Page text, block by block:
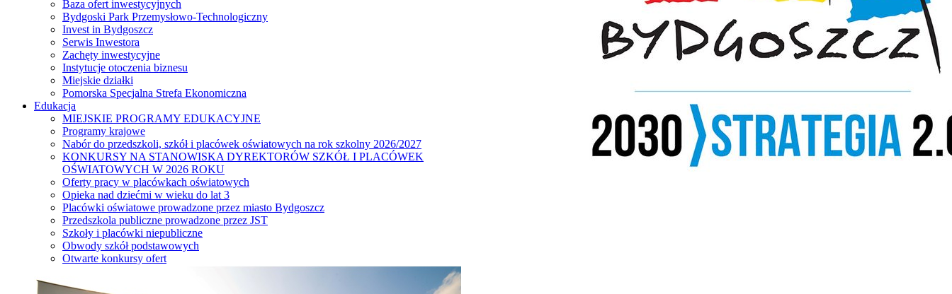
Baza ofert inwestycyjnych
Bydgoski Park Przemysłowo-Technologiczny
Invest in Bydgoszcz
Serwis Inwestora
Zachęty inwestycyjne
Instytucje otoczenia biznesu
Miejskie działki
Pomorska Specjalna Strefa Ekonomiczna
Edukacja
MIEJSKIE PROGRAMY EDUKACYJNE
Programy krajowe
Nabór do przedszkoli, szkół i placówek oświatowych na rok szkolny 2026/2027
KONKURSY NA STANOWISKA DYREKTORÓW SZKÓŁ I PLACÓWEK
OŚWIATOWYCH W 2026 ROKU
Oferty pracy w placówkach oświatowych
Opieka nad dziećmi w wieku do lat 3
Placówki oświatowe prowadzone przez miasto Bydgoszcz
Przedszkola publiczne prowadzone przez JST
Szkoły i placówki niepubliczne
Obwody szkół podstawowych
Otwarte konkursy ofert